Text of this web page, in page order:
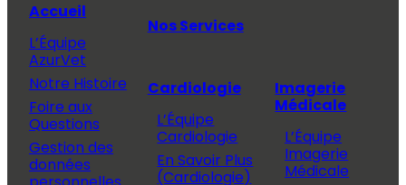
Accueil
L’Équipe
AzurVet
Notre Histoire
Foire aux
Questions
Gestion des
données
Nos Services
Cardiologie
L’Équipe
Cardiologie
En Savoir Plus
(Cardiologie)
Imagerie
Médicale
L’Équipe
Imagerie
Médicale